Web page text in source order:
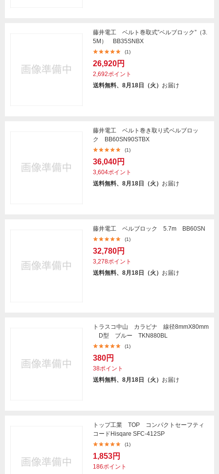
藤井電工 ベルト巻取式”ベルブロック”（3.
5M） BB35SNBX
(1)
26,920円
2,692ポイント
送料無料、8月18日（火） お届け
藤井電工 ベルト巻き取り式ベルブロッ
ク BB60SN90STBX
(1)
36,040円
3,604ポイント
送料無料、8月18日（火） お届け
藤井電工 ベルブロック 5.7m BB60SN
(1)
32,780円
3,278ポイント
送料無料、8月18日（火） お届け
トラスコ中山 カラビナ 線径8mmX80mm
D型 ブルー TKN880BL
(1)
380円
38ポイント
送料無料、8月18日（火） お届け
トップ工業 TOP コンパクトセーフティ
コードHisqare SFC-412SP
(1)
1,853円
186ポイント